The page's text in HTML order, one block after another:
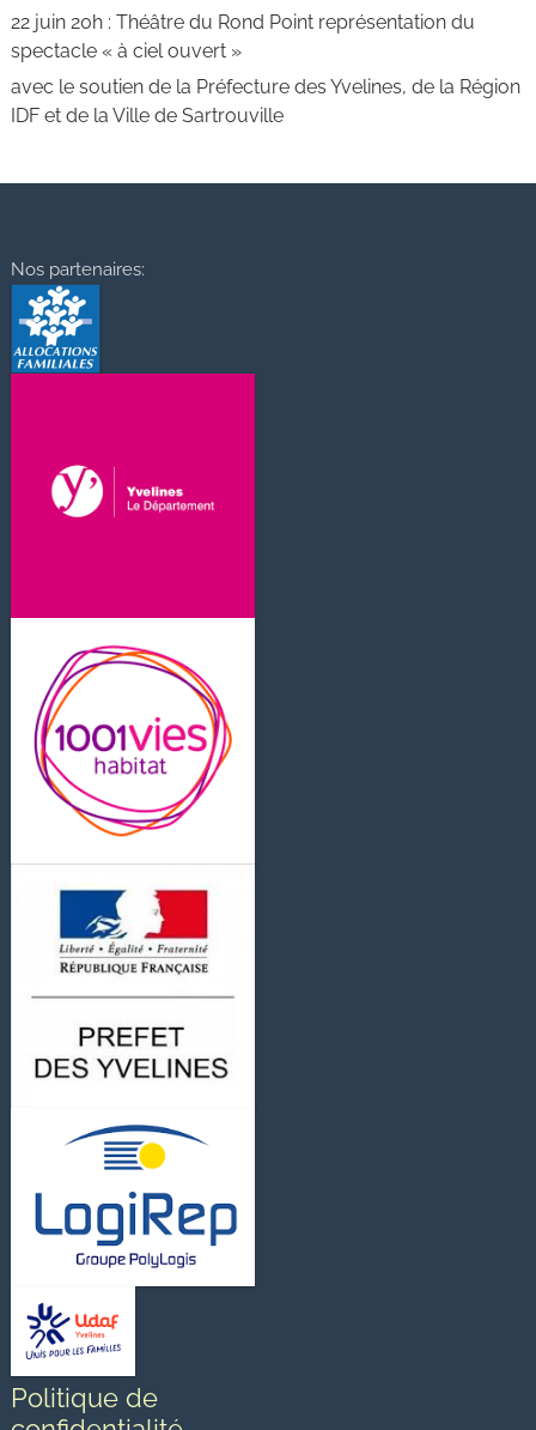
22 juin 20h : Théâtre du Rond Point représentation du
spectacle « à ciel ouvert »
avec le soutien de la Préfecture des Yvelines, de la Région
IDF et de la Ville de Sartrouville
Nos partenaires:
Politique de